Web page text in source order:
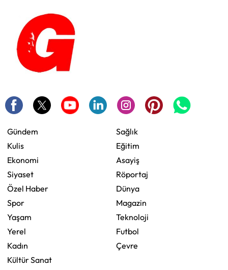
Gündem
Kulis
Ekonomi
Siyaset
Özel Haber
Spor
Yaşam
Yerel
Kadın
Kültür Sanat
Sağlık
Eğitim
Asayiş
Röportaj
Dünya
Magazin
Teknoloji
Futbol
Çevre